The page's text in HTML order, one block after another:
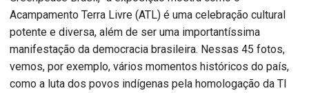
Acampamento Terra Livre (ATL) é uma celebração cultural
potente e diversa, além de ser uma importantíssima
manifestação da democracia brasileira. Nessas 45 fotos,
vemos, por exemplo, vários momentos históricos do país,
como a luta dos povos indígenas pela homologação da TI